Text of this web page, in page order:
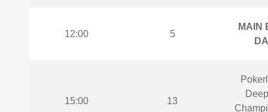
12:00 5
MAIN
15:00 13